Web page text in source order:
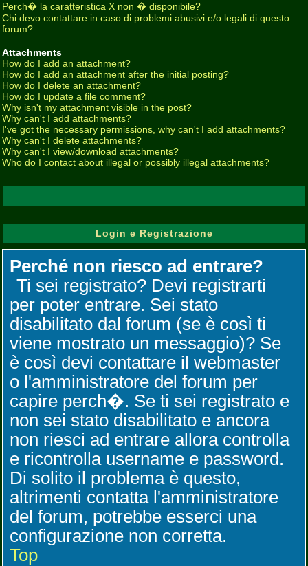
Perch� la caratteristica X non � disponibile?
Chi devo contattare in caso di problemi abusivi e/o legali di questo
forum?
Attachments
How do I add an attachment?
How do I add an attachment after the initial posting?
How do I delete an attachment?
How do I update a file comment?
Why isn't my attachment visible in the post?
Why can't I add attachments?
I've got the necessary permissions, why can't I add attachments?
Why can't I delete attachments?
Why can't I view/download attachments?
Who do I contact about illegal or possibly illegal attachments?
Login e Registrazione
Perché non riesco ad entrare?
Ti sei registrato? Devi registrarti
per poter entrare. Sei stato
disabilitato dal forum (se è così ti
viene mostrato un messaggio)? Se
è così devi contattare il webmaster
o l'amministratore del forum per
capire perch�. Se ti sei registrato e
non sei stato disabilitato e ancora
non riesci ad entrare allora controlla
e ricontrolla username e password.
Di solito il problema è questo,
altrimenti contatta l'amministratore
del forum, potrebbe esserci una
configurazione non corretta.
Top